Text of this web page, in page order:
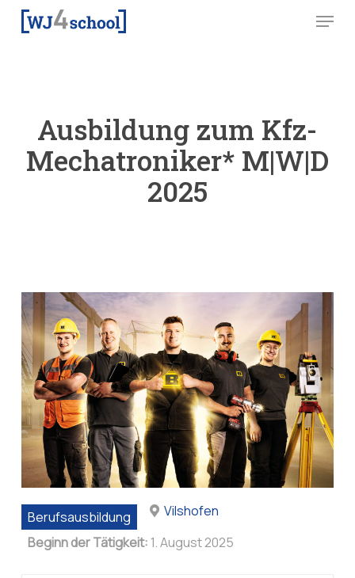
Skip
Menu
Ausbildung zum Kfz-
Mechatroniker* M|W|D
2025
Berufsausbildung
Vilshofen
Beginn der Tätigkeit: 1. August 2025